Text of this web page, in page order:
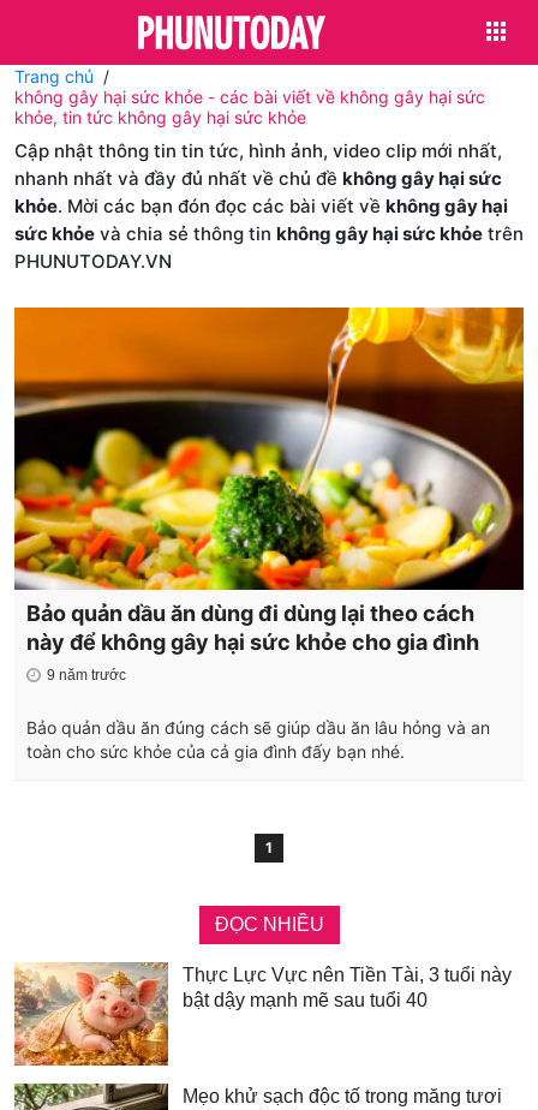
Trang chủ
không gây hại sức khỏe - các bài viết về không gây hại sức
khỏe, tin tức không gây hại sức khỏe
Cập nhật thông tin tin tức, hình ảnh, video clip mới nhất,
nhanh nhất và đầy đủ nhất về chủ đề không gây hại sức
khỏe. Mời các bạn đón đọc các bài viết về không gây hại
sức khỏe và chia sẻ thông tin không gây hại sức khỏe trên
PHUNUTODAY.VN
Bảo quản dầu ăn dùng đi dùng lại theo cách
này để không gây hại sức khỏe cho gia đình
9 năm trước
Bảo quản dầu ăn đúng cách sẽ giúp dầu ăn lâu hỏng và an
toàn cho sức khỏe của cả gia đình đấy bạn nhé.
1
ĐỌC NHIỀU
Thực Lực Vực nên Tiền Tài, 3 tuổi này
bật dậy mạnh mẽ sau tuổi 40
Mẹo khử sạch độc tố trong măng tươi